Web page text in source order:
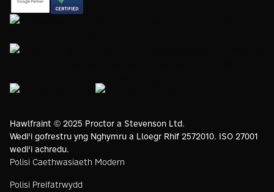
Hawlfraint © 2025 Proctor a Stevenson Ltd.
Wedi'i gofrestru yng Nghymru a Lloegr Rhif 2572010. ISO 27001
wedi'i achredu.
Polisi Caethwasiaeth Modern
Polisi Preifatrwydd
https://www.google.com/partners/agency?
https://www.thegreenwebfoundation.org/green-web-
https://www.bristolwomeninbusinesscharter.org/
us/